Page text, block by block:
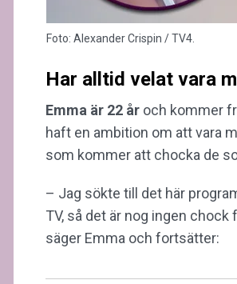
Foto: Alexander Crispin / TV4.
Har alltid velat vara
Emma är 22 år och kommer
haft en ambition om att vara
som kommer att chocka de
– Jag sökte till det här
TV, så det är nog ingen
säger Emma och fortsätter: